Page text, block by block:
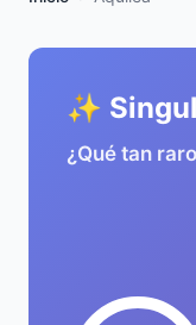
✨
¿Qué tan